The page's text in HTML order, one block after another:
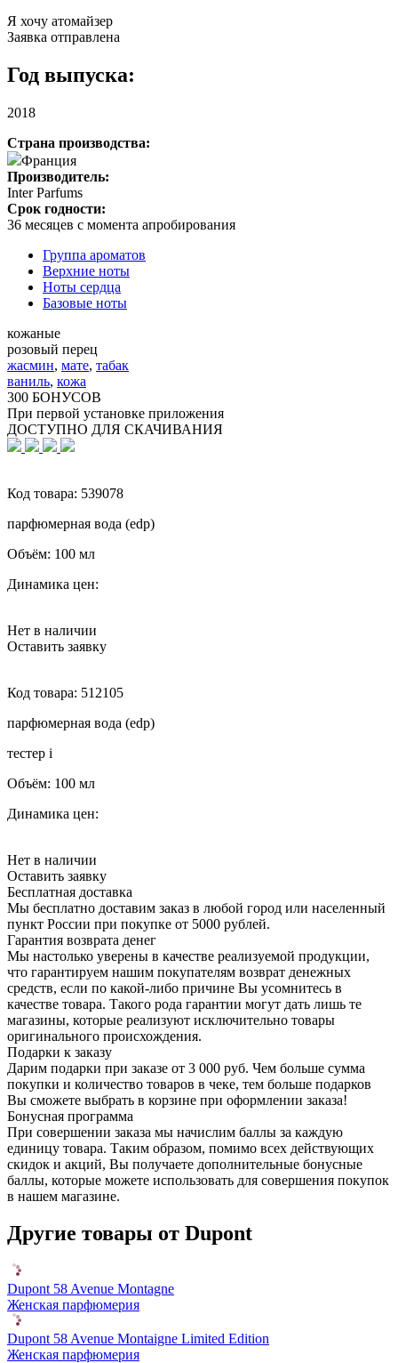
Я хочу атомайзер
Заявка отправлена
Год выпуска:
2018
Страна производства:
Франция
Производитель:
Inter Parfums
Срок годности:
36 месяцев с момента апробирования
Группа ароматов
Верхние ноты
Ноты сердца
Базовые ноты
кожаные
розовый перец
жасмин, мате, табак
ваниль, кожа
300 БОНУСОВ
При первой установке приложения
ДОСТУПНО ДЛЯ СКАЧИВАНИЯ
Код товара: 539078
парфюмерная вода (edp)
Объём: 100 мл
Динамика цен:
Нет в наличии
Оставить заявку
Код товара: 512105
парфюмерная вода (edp)
тестер i
Объём: 100 мл
Динамика цен:
Нет в наличии
Оставить заявку
Бесплатная доставка
Мы бесплатно доставим заказ в любой город или населенный
пункт России при покупке от 5000 рублей.
Гарантия возврата денег
Мы настолько уверены в качестве реализуемой продукции,
что гарантируем нашим покупателям возврат денежных
средств, если по какой-либо причине Вы усомнитесь в
качестве товара. Такого рода гарантии могут дать лишь те
магазины, которые реализуют исключительно товары
оригинального происхождения.
Подарки к заказу
Дарим подарки при заказе от 3 000 руб. Чем больше сумма
покупки и количество товаров в чеке, тем больше подарков
Вы сможете выбрать в корзине при оформлении заказа!
Бонусная программа
При совершении заказа мы начислим баллы за каждую
единицу товара. Таким образом, помимо всех действующих
скидок и акций, Вы получаете дополнительные бонусные
баллы, которые можете использовать для совершения покупок
в нашем магазине.
Другие товары от Dupont
Dupont 58 Avenue Montagne
Женская парфюмерия
Dupont 58 Avenue Montaigne Limited Edition
Женская парфюмерия